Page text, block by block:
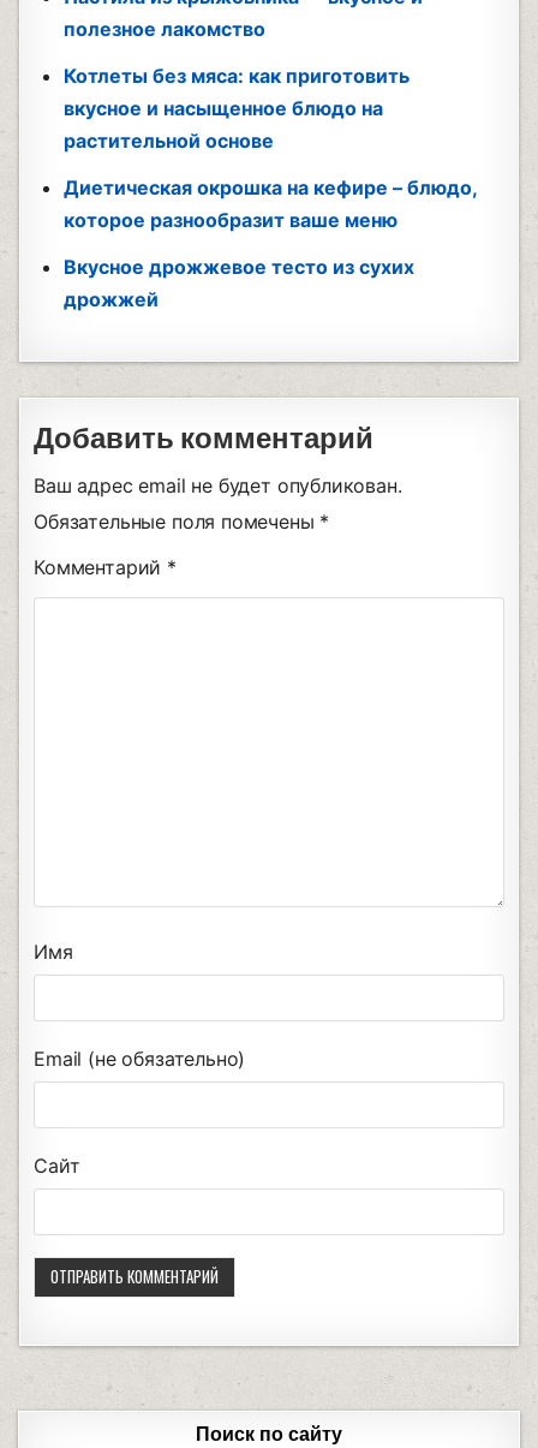
полезное лакомство
Котлеты без мяса: как приготовить
вкусное и насыщенное блюдо на
растительной основе
Диетическая окрошка на кефире – блюдо,
которое разнообразит ваше меню
Вкусное дрожжевое тесто из сухих
дрожжей
Добавить комментарий
Ваш адрес email не будет опубликован.
Обязательные поля помечены *
Комментарий *
Имя
Email (не обязательно)
Сайт
Поиск по сайту